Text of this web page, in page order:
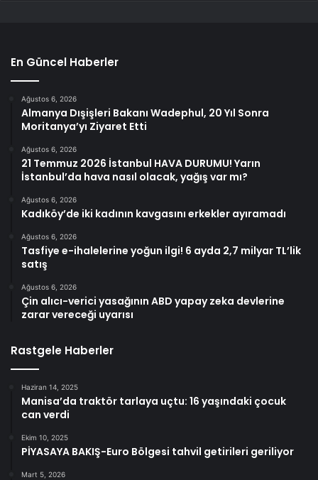
En Güncel Haberler
Ağustos 6, 2026
Almanya Dışişleri Bakanı Wadephul, 20 Yıl Sonra
Moritanya’yı Ziyaret Etti
Ağustos 6, 2026
21 Temmuz 2026 İstanbul HAVA DURUMU! Yarın
İstanbul’da hava nasıl olacak, yağış var mı?
Ağustos 6, 2026
Kadıköy’de iki kadının kavgasını erkekler ayıramadı
Ağustos 6, 2026
Tasfiye e-ihalelerine yoğun ilgi! 6 ayda 2,7 milyar TL’lik
satış
Ağustos 6, 2026
Çin alıcı-verici yasağının ABD yapay zeka devlerine
zarar vereceği uyarısı
Rastgele Haberler
Haziran 14, 2025
Manisa’da traktör tarlaya uçtu: 16 yaşındaki çocuk
can verdi
Ekim 10, 2025
PİYASAYA BAKIŞ-Euro Bölgesi tahvil getirileri geriliyor
Mart 5, 2026